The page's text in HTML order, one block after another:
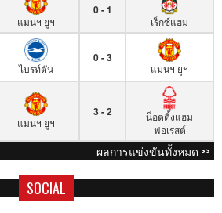
แมนฯ ยูฯ
0 - 1
เร็กซ์แฮม
ไบรท์ตัน
0 - 3
แมนฯ ยูฯ
แมนฯ ยูฯ
3 - 2
น็อตติ้งแฮม
ฟอเรสต์
ผลการแข่งขันทั้งหมด >>
SOCIAL